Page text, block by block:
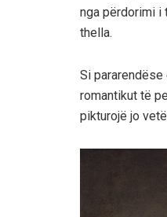
nga përdorimi i
thella.
Si
romantikut të
pikturojë jo